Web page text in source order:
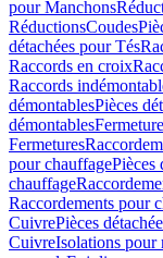
pour Manchons
RéductionsCoudes
détachées pour Tés
Raccords en croix
Raccords
démontablesPièces
démontables
Fermetures
pour chauffagePièces
chauffage
Raccordements pour
CuivrePièces
CuivreIsolations pour